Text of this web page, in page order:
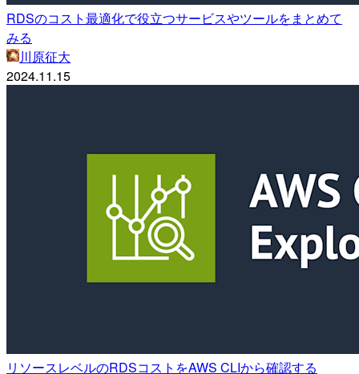
RDSのコスト最適化で役立つサービスやツールをまとめて
みる
川原征大
2024.11.15
リソースレベルのRDSコストをAWS CLIから確認する